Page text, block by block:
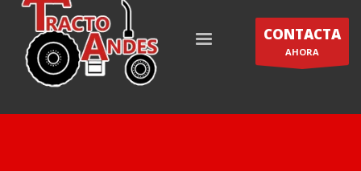
CONTACTA
AHORA